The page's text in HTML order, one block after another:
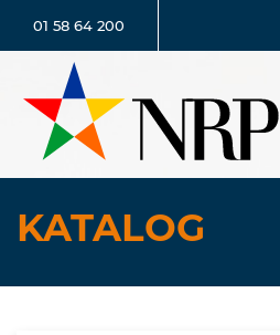
01 58 64 200
KATALOG